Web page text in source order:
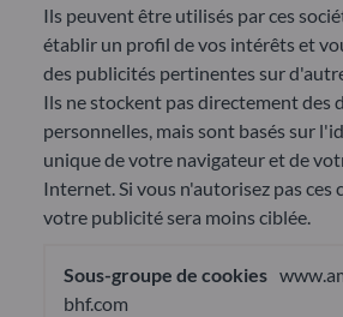
Ils peuvent être utilisés par ces
établir un profil de vos intérêts et
des publicités pertinentes sur
Ils ne stockent pas directement des
personnelles, mais sont basés sur
unique de votre navigateur et de
Internet. Si vous n'autorisez pas ces
votre publicité sera moins ciblée.
pour
unebhf.com